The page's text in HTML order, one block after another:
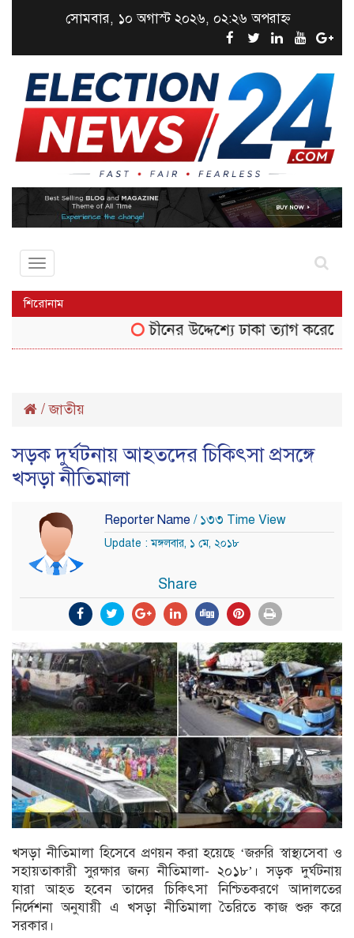
সোমবার, ১০ অগাস্ট ২০২৬, ০২:২৬ অপরাহ্ন
Toggle
শিরোনাম
চীনের উদ্দেশ্যে ঢাকা ত্যাগ করেছেন
/জাতীয়
সড়ক দুর্ঘটনায় আহতদের চিকিৎসা প্রসঙ্গে
খসড়া নীতিমালা
Reporter Name / ১৩৩ Time View
Update : মঙ্গলবার, ১ মে, ২০১৮
Share
খসড়া নীতিমালা হিসেবে প্রণয়ন করা হয়েছে ‘জরুরি স্বাস্থ্যসেবা ও
সহায়তাকারী সুরক্ষার জন্য নীতিমালা- ২০১৮’। সড়ক দুর্ঘটনায়
যারা আহত হবেন তাদের চিকিৎসা নিশ্চিতকরণে আদালতের
নির্দেশনা অনুযায়ী এ খসড়া নীতিমালা তৈরিতে কাজ শুরু করে
সরকার।